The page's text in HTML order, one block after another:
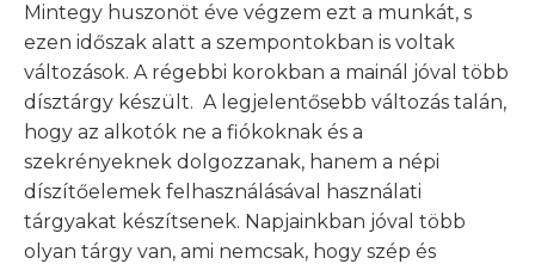
Mintegy huszonöt éve végzem ezt a munkát, s
ezen időszak alatt a szempontokban is voltak
változások. A régebbi korokban a mainál jóval több
dísztárgy készült. A legjelentősebb változás talán,
hogy az alkotók ne a fiókoknak és a
szekrényeknek dolgozzanak, hanem a népi
díszítőelemek felhasználásával használati
tárgyakat készítsenek. Napjainkban jóval több
olyan tárgy van, ami nemcsak, hogy szép és